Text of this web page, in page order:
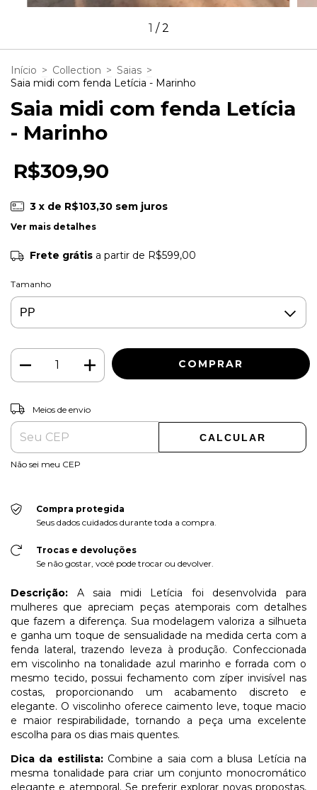
1 /2
Início > Collection > Saias >
Saia midi com fenda Letícia - Marinho
Saia midi com fenda Letícia
- Marinho
R$309,90
3 x de R$103,30 sem juros
Ver mais detalhes
Frete grátis a partir de R$599,00
Tamanho
Entregas para o CEP:
Meios de envio
CALCULAR
Não sei meu CEP
Compra protegida
Seus dados cuidados durante toda a compra.
Trocas e devoluções
Se não gostar, você pode trocar ou devolver.
Descrição: A saia midi Letícia foi desenvolvida para
mulheres que apreciam peças atemporais com detalhes
que fazem a diferença. Sua modelagem valoriza a silhueta
e ganha um toque de sensualidade na medida certa com a
fenda lateral, trazendo leveza à produção. Confeccionada
em viscolinho na tonalidade azul marinho e forrada com o
mesmo tecido, possui fechamento com zíper invisível nas
costas, proporcionando um acabamento discreto e
elegante. O viscolinho oferece caimento leve, toque macio
e maior respirabilidade, tornando a peça uma excelente
escolha para os dias mais quentes.
Dica da estilista: Combine a saia com a blusa Letícia na
mesma tonalidade para criar um conjunto monocromático
elegante e atemporal. Se preferir explorar novas propostas,